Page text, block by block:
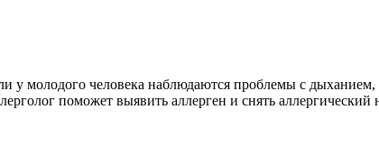
молодого человека наблюдаются проблемы с дыханием,
поможет выявить аллерген и снять аллергический